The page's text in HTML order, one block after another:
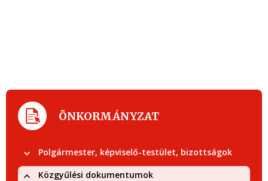
ÖNKORMÁNYZAT
Polgármester, képviselő-testület, bizottságok
Közgyűlési dokumentumok